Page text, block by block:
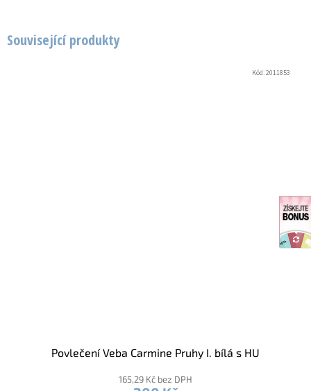
Související produkty
Povlečení Veba Carmine Pruhy I. bílá s HU
165,29 Kč bez DPH
Kód:2011853